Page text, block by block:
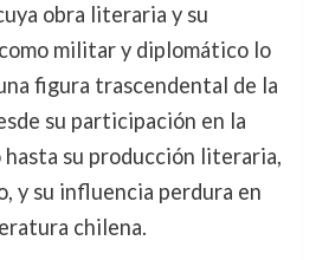
obra literaria y su
militar y diplomático lo
figura trascendental de la
su participación en la
su producción literaria,
y su influencia perdura en
chilena.